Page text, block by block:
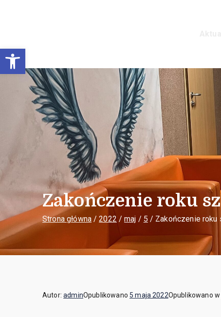
Otwórz pasek narzędzi
Zakończenie roku
Strona główna 2022 maj 5 Zakończenie roku
Autor:adminOpublikowano 5 maja 2022Opublikowano w